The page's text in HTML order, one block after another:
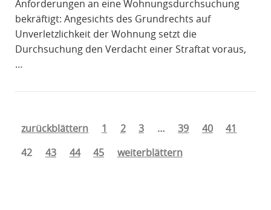
Anforderungen an eine Wohnungsdurchsuchung
bekräftigt: Angesichts des Grundrechts auf
Unverletzlichkeit der Wohnung setzt die
Durchsuchung den Verdacht einer Straftat voraus,
…
zurückblättern 1 2 3 … 39 40
41
42
43 44 45 weiterblättern